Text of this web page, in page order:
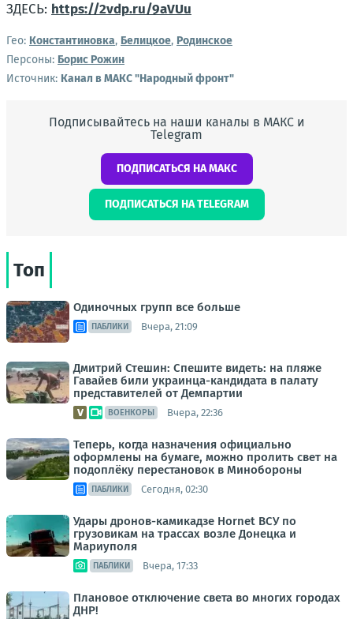
ЗДЕСЬ: https://2vdp.ru/9aVUu
Гео: Константиновка, Белицкое, Родинское
Персоны: Борис Рожин
Источник: Канал в МАКС "Народный фронт"
Подписывайтесь на наши каналы в МАКС и
Telegram
ПОДПИСАТЬСЯ НА МАКС
ПОДПИСАТЬСЯ НА TELEGRAM
Топ
Одиночных групп все больше
ПАБЛИКИ Вчера, 21:09
Дмитрий Стешин: Спешите видеть: на пляже
Гавайев били украинца-кандидата в палату
представителей от Демпартии
ВОЕНКОРЫ Вчера, 22:36
Теперь, когда назначения официально
оформлены на бумаге, можно пролить свет на
подоплёку перестановок в Минобороны
ПАБЛИКИ Сегодня, 02:30
Удары дронов-камикадзе Hornet ВСУ по
грузовикам на трассах возле Донецка и
Мариуполя
ПАБЛИКИ Вчера, 17:33
Плановое отключение света во многих городах
ДНР!